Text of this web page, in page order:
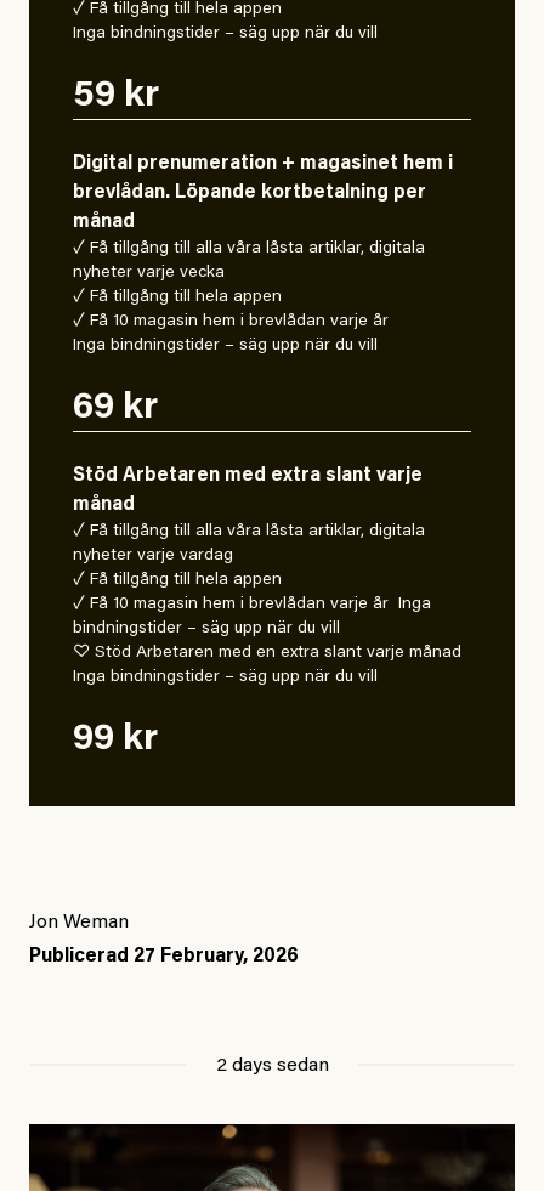
✓ Få tillgång till hela appen
Inga bindningstider – säg upp när du vill
59 kr
Digital prenumeration + magasinet hem i
brevlådan. Löpande kortbetalning per
månad
✓ Få tillgång till alla våra låsta artiklar, digitala
nyheter varje vecka
✓ Få tillgång till hela appen
✓ Få 10 magasin hem i brevlådan varje år
Inga bindningstider – säg upp när du vill
69 kr
Stöd Arbetaren med extra slant varje
månad
✓ Få tillgång till alla våra låsta artiklar, digitala
nyheter varje vardag
✓ Få tillgång till hela appen
✓ Få 10 magasin hem i brevlådan varje år Inga
bindningstider – säg upp när du vill
♡ Stöd Arbetaren med en extra slant varje månad
Inga bindningstider – säg upp när du vill
99 kr
Jon Weman
Publicerad 27 February, 2026
2 days sedan